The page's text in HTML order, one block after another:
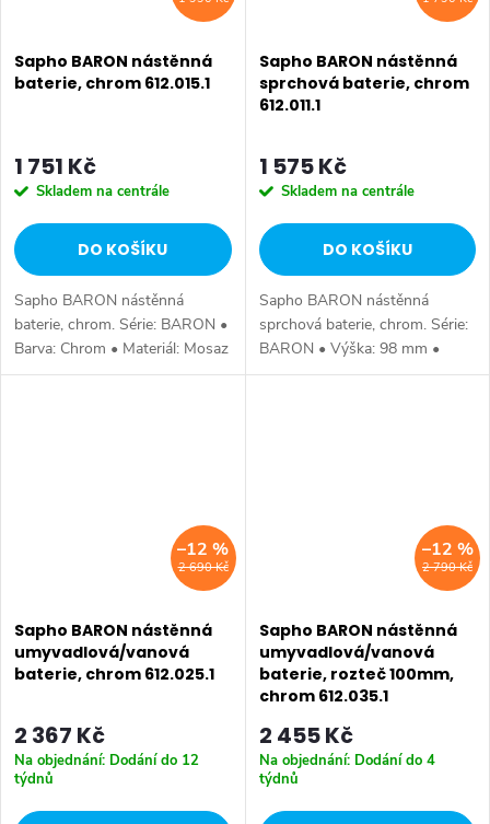
Sapho BARON nástěnná
baterie, chrom 612.015.1
1 751 Kč
Skladem na centrále
DO KOŠÍKU
Sapho BARON nástěnná
baterie, chrom. Série: BARON •
Barva: Chrom • Materiál: Mosaz
• Tvar: Kruhové • Instalace:
Sapho BARON nástěnná
sprchová baterie, chrom
612.011.1
1 575 Kč
Skladem na centrále
DO KOŠÍKU
Sapho BARON nástěnná
sprchová baterie, chrom. Série:
BARON • Výška: 98 mm •
Barva: Chrom • Materiál: Mosaz
2 690 Kč
–12 %
Sapho BARON nástěnná
umyvadlová/vanová
baterie, chrom 612.025.1
2 367 Kč
Na objednání: Dodání do 12
týdnů
2 790 Kč
–12 %
Sapho BARON nástěnná
umyvadlová/vanová
baterie, rozteč 100mm,
chrom 612.035.1
2 455 Kč
Na objednání: Dodání do 4
týdnů